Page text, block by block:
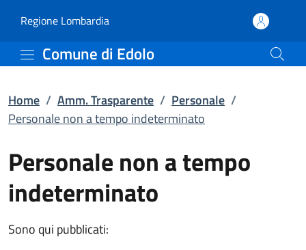
Personale non a tempo
Regione Lombardia(apre in un'altra scheda).
Comune di Edolo
Home / Amm. Trasparente / Personale /
Personale non a tempo indeterminato
Personale non a tempo
indeterminato
Sono qui pubblicati: